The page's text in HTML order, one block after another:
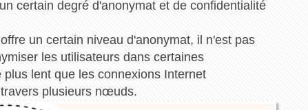
certain degré d'anonymat et de confidentialité
un certain niveau d'anonymat, il n'est pas
les utilisateurs dans certaines
lent que les connexions Internet
plusieurs nœuds.